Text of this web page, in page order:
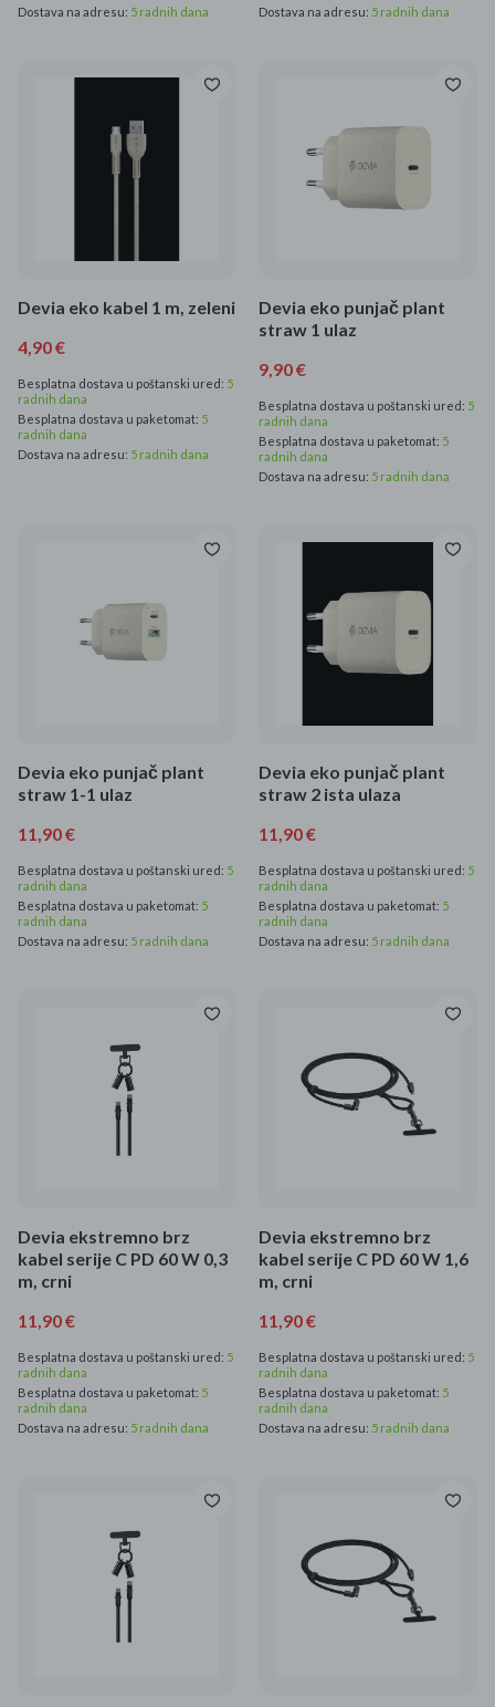
Dostava na adresu: 5 radnih dana
Dostava na adresu: 5 radnih dana
Devia eko kabel 1 m, zeleni
4,90 €
Besplatna dostava u poštanski ured: 5
radnih dana
Besplatna dostava u paketomat: 5
radnih dana
Dostava na adresu: 5 radnih dana
Devia eko punjač plant
straw 1 ulaz
9,90 €
Besplatna dostava u poštanski ured: 5
radnih dana
Besplatna dostava u paketomat: 5
radnih dana
Dostava na adresu: 5 radnih dana
Devia eko punjač plant
straw 1-1 ulaz
11,90 €
Besplatna dostava u poštanski ured: 5
radnih dana
Besplatna dostava u paketomat: 5
radnih dana
Dostava na adresu: 5 radnih dana
Devia eko punjač plant
straw 2 ista ulaza
11,90 €
Besplatna dostava u poštanski ured: 5
radnih dana
Besplatna dostava u paketomat: 5
radnih dana
Dostava na adresu: 5 radnih dana
Devia ekstremno brz
kabel serije C PD 60 W 0,3
m, crni
11,90 €
Besplatna dostava u poštanski ured: 5
radnih dana
Besplatna dostava u paketomat: 5
radnih dana
Dostava na adresu: 5 radnih dana
Devia ekstremno brz
kabel serije C PD 60 W 1,6
m, crni
11,90 €
Besplatna dostava u poštanski ured: 5
radnih dana
Besplatna dostava u paketomat: 5
radnih dana
Dostava na adresu: 5 radnih dana